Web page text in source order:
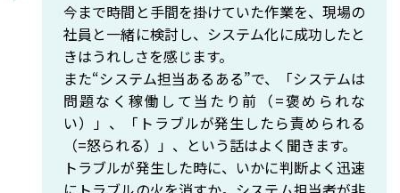
今まで時間と手間を掛けていた作業を、現場の
社員と一緒に検討し、システム化に成功したと
きはうれしさを感じます。
また“システム担当あるある”で、「システムは
問題なく稼働して当たり前（=褒められな
い）」、「トラブルが発生したら責められる
（=怒られる）」、という話はよく聞きます。
トラブルが発生した時に、いかに判断よく迅速